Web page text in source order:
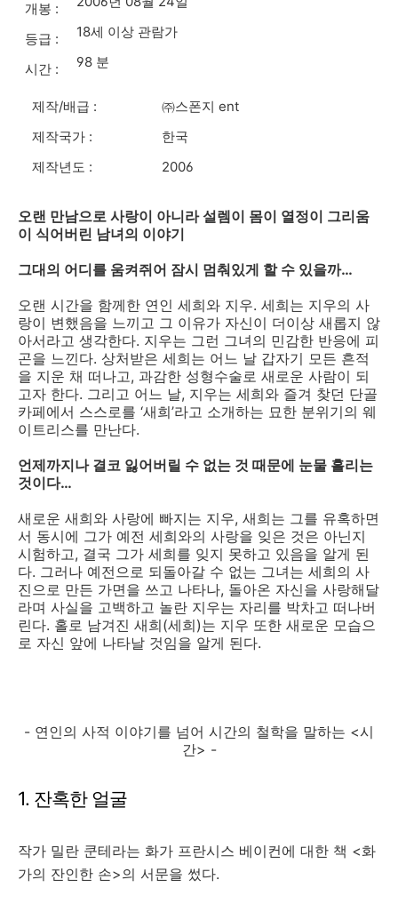
개봉 :
등급 : 18세 이상 관람가
시간 : 98 분
제작/배급 :
㈜스폰지 ent
제작국가 :
한국
제작년도 :
2006
오랜 만남으로 사랑이 아니라 설렘이 몸이 열정이 그리움
이 식어버린 남녀의 이야기
그대의 어디를 움켜쥐어 잠시 멈춰있게 할 수 있을까…
오랜 시간을 함께한 연인 세희와 지우. 세희는 지우의 사
랑이 변했음을 느끼고 그 이유가 자신이 더이상 새롭지 않
아서라고 생각한다. 지우는 그런 그녀의 민감한 반응에 피
곤을 느낀다. 상처받은 세희는 어느 날 갑자기 모든 흔적
을 지운 채 떠나고, 과감한 성형수술로 새로운 사람이 되
고자 한다. 그리고 어느 날, 지우는 세희와 즐겨 찾던 단골
카페에서 스스로를 ‘새희’라고 소개하는 묘한 분위기의 웨
이트리스를 만난다.
언제까지나 결코 잃어버릴 수 없는 것 때문에 눈물 흘리는
것이다…
새로운 새희와 사랑에 빠지는 지우, 새희는 그를 유혹하면
서 동시에 그가 예전 세희와의 사랑을 잊은 것은 아닌지
시험하고, 결국 그가 세희를 잊지 못하고 있음을 알게 된
다. 그러나 예전으로 되돌아갈 수 없는 그녀는 세희의 사
진으로 만든 가면을 쓰고 나타나, 돌아온 자신을 사랑해달
라며 사실을 고백하고 놀란 지우는 자리를 박차고 떠나버
린다. 홀로 남겨진 새희(세희)는 지우 또한 새로운 모습으
로 자신 앞에 나타날 것임을 알게 된다.
- 연인의 사적 이야기를 넘어 시간의 철학을 말하는 <시
간> -
1. 잔혹한 얼굴
작가 밀란 쿤테라는 화가 프란시스 베이컨에 대한 책 <화
가의 잔인한 손>의 서문을 썼다.